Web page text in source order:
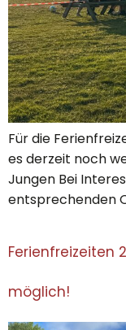
Für die
es derzeit noch
Jungen Bei
entsprechenden
Ferienfreizeiten
möglich!